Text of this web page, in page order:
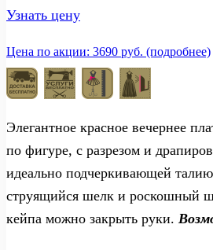
Узнать цену
Цена по акции: 3690 руб. (подробнее)
Элегантное красное вечернее
по фигуре, с разрезом и
идеально подчеркивающей
струящийся шелк и роскошный
кейпа можно закрыть руки.